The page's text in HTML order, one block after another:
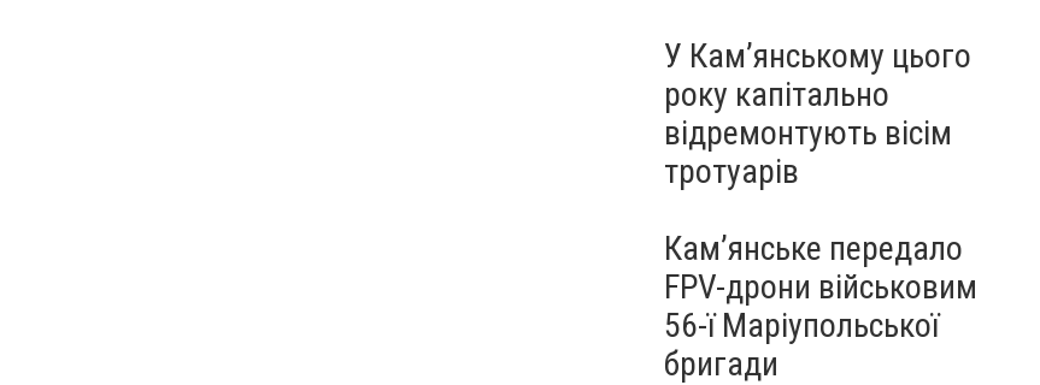
У Кам’янському цього
року капітально
відремонтують вісім
тротуарів
Кам’янське передало
FPV-дрони військовим
56-ї Маріупольської
бригади